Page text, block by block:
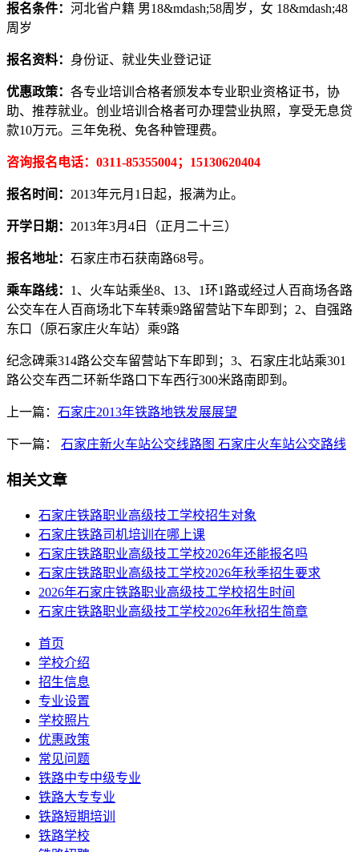
报名条件： 河北省户籍 男18&mdash;58周岁，女 18&mdash;48
周岁
报名资料： 身份证、就业失业登记证
优惠政策： 各专业培训合格者颁发本专业职业资格证书，协
助、推荐就业。创业培训合格者可办理营业执照，享受无息贷
款10万元。三年免税、免各种管理费。
咨询报名电话：0311-85355004；15130620404
报名时间： 2013年元月1日起，报满为止。
开学日期： 2013年3月4日（正月二十三）
报名地址： 石家庄市石获南路68号。
乘车路线： 1、火车站乘坐8、13、1环1路或经过人百商场各路
公交车在人百商场北下车转乘9路留营站下车即到；2、自强路
东口（原石家庄火车站）乘9路
纪念碑乘314路公交车留营站下车即到；3、石家庄北站乘301
路公交车西二环新华路口下车西行300米路南即到。
上一篇： 石家庄2013年铁路地铁发展展望
下一篇： 石家庄新火车站公交线路图 石家庄火车站公交路线
相关文章
石家庄铁路职业高级技工学校招生对象
石家庄铁路司机培训在哪上课
石家庄铁路职业高级技工学校2026年还能报名吗
石家庄铁路职业高级技工学校2026年秋季招生要求
2026年石家庄铁路职业高级技工学校招生时间
石家庄铁路职业高级技工学校2026年秋招生简章
首页
学校介绍
招生信息
专业设置
学校照片
优惠政策
常见问题
铁路中专中级专业
铁路大专专业
铁路短期培训
铁路学校